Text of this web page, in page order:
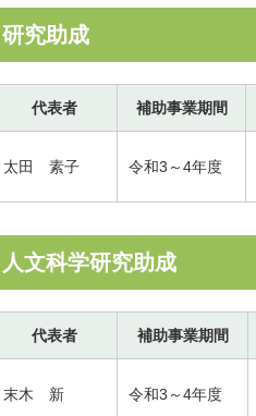
究助成
代表者 補助事業期間
太田 素子 令和3～4年度
文科学研究助成
代表者 補助事業期間
末木 新 令和3～4年度